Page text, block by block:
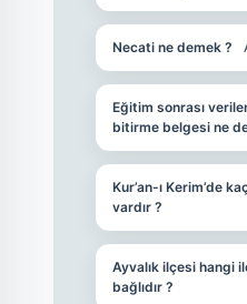
Necati ne demek ?
Eğitim sonrası
bitirme belgesi ne
Kur’an-ı Kerim’de
vardır ?
Ayvalık ilçesi hangi
bağlıdır ?